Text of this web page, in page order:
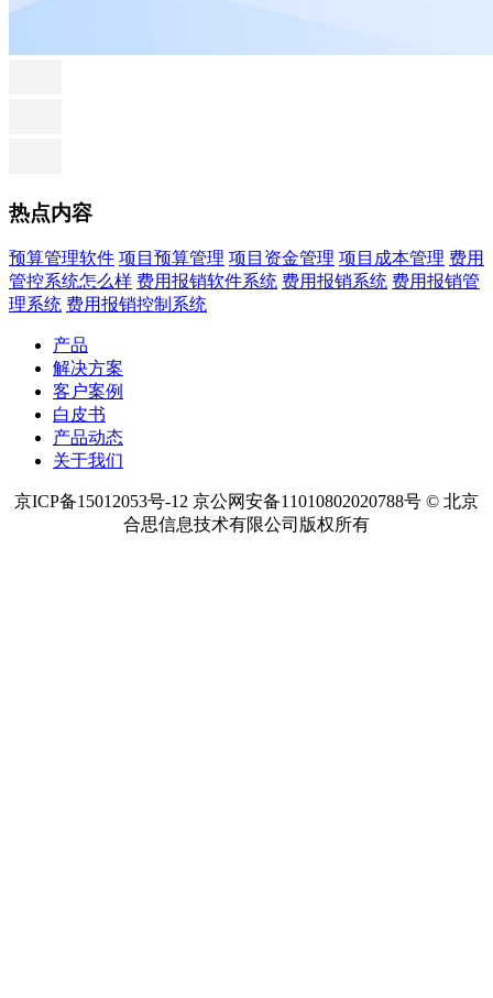
热点内容
预算管理软件 项目预算管理 项目资金管理 项目成本管理 费用
管控系统怎么样 费用报销软件系统 费用报销系统 费用报销管
理系统 费用报销控制系统
产品
解决方案
客户案例
白皮书
产品动态
关于我们
京ICP备15012053号-12 京公网安备11010802020788号 © 北京
合思信息技术有限公司版权所有